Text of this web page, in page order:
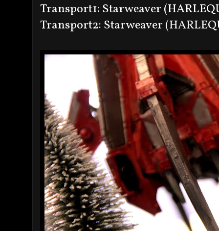
Transport1: Starweaver
Transport2: Starweaver